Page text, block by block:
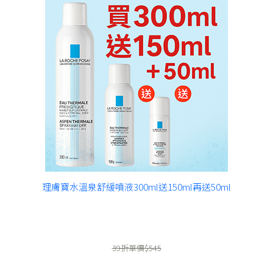
理膚寶水溫泉舒緩噴液300ml送150ml再送50ml
39折單價$545